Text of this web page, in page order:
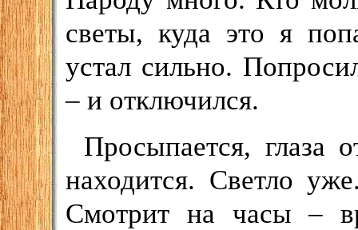
светы, куда это я
устал сильно.
– и отключился.
Просыпается, глаза
находится. Светло
Смотрит на часы –